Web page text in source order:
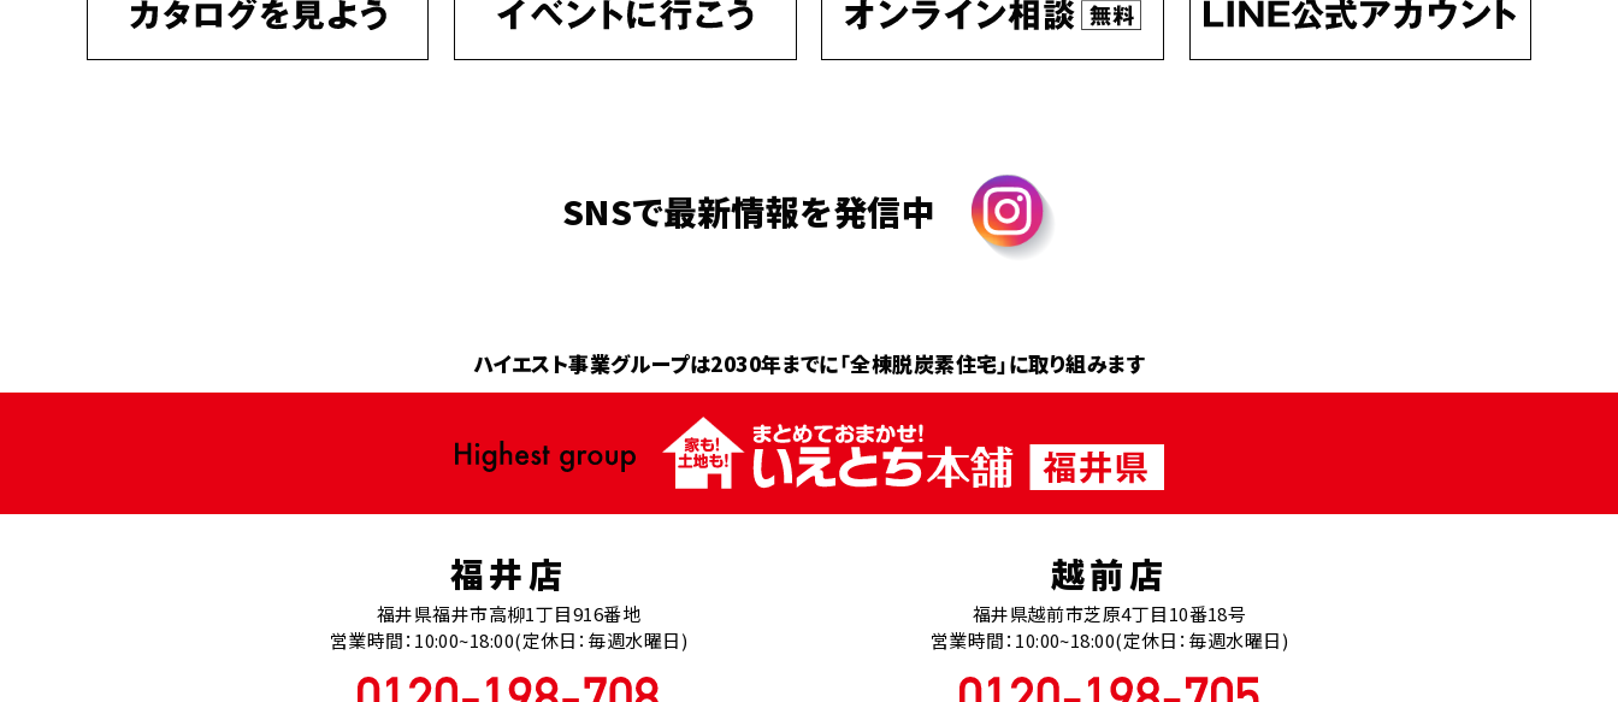
SNSで最新情報を発信中
ハイエスト事業グループは2030年までに「全棟脱炭素住宅」に取り組みます
福井店
福井県福井市高柳1丁目916番地
営業時間：10:00~18:00(定休日：毎週水曜日)
越前店
福井県越前市芝原4丁目10番18号
営業時間：10:00~18:00(定休日：毎週水曜日)